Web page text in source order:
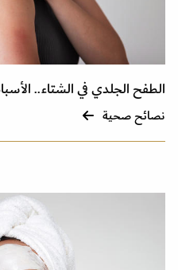
الطفح الجلدي في الشتاء..
نصائح صحية